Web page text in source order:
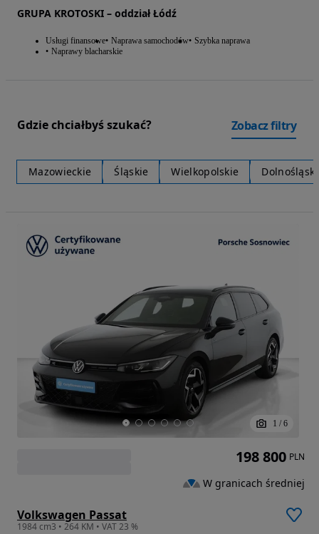
GRUPA KROTOSKI – oddział Łódź
Usługi finansowe Naprawa samochodów Szybka naprawa
Naprawy blacharskie
Gdzie chciałbyś szukać? Zobacz filtry
Mazowieckie Śląskie Wielkopolskie
1 / 6
Volkswagen Passat
1984 cm3 • 264 KM • VAT 23 %
198 800 PLN
W granicach średniej